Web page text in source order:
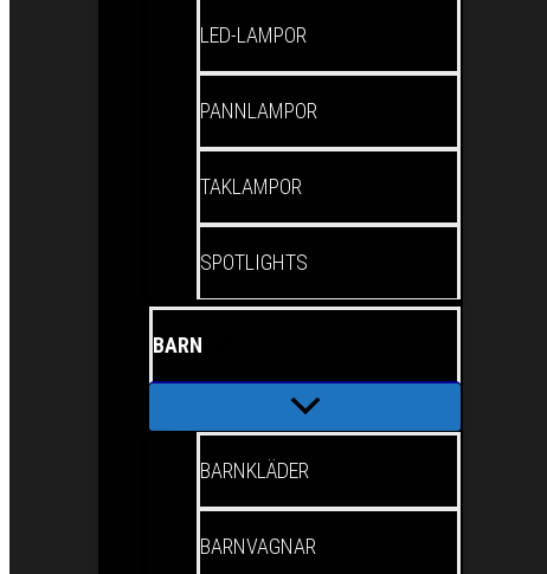
LED-LAMPOR
PANNLAMPOR
TAKLAMPOR
SPOTLIGHTS
BARN
BARNKLÄDER
BARNVAGNAR